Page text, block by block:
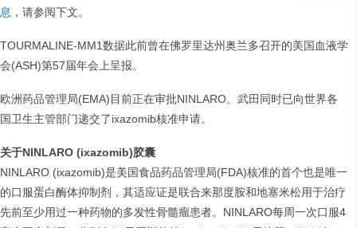
息 ，请参阅下文。
TOURMALINE-MM1数据此前曾在佛罗里达州奥兰多召开的美国血液学
会(ASH)第57届年会上呈报。
欧洲药品管理局(EMA)目前正在审批NINLARO。武田同时已向世界各
国卫生主管部门递交了ixazomib核准申请。
关于NINLARO (ixazomib)胶囊
NINLARO (ixazomib)是美国食品药品管理局(FDA)核准的首个也是唯一
的口服蛋白酶体抑制剂，其适应证是联合来那度胺和地塞米松用于治疗
先前至少用过一种药物的多发性骨髓瘤患者。NINLARO每周一次口服4